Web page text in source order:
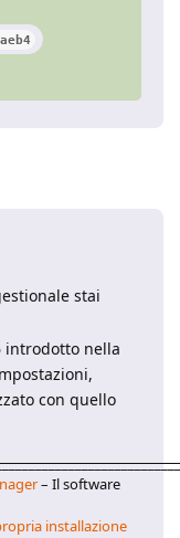
stai
introdotto nella
con quello
– Il software
installazione